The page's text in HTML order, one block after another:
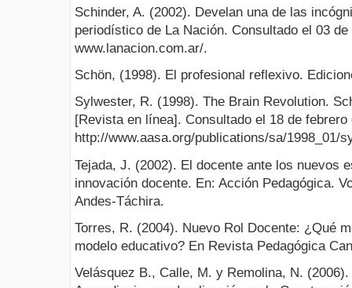
Schinder, A. (2002). Develan una de las
periodístico de La Nación. Consultado el 03
www.lanacion.com.ar/.
Schön, (1998). El profesional reflexivo.
Sylwester, R. (1998). The Brain Revolution.
[Revista en línea]. Consultado el 18 de febrero
http://www.aasa.org/publications/sa/1998_01/
Tejada, J. (2002). El docente ante los nuevos
innovación docente. En: Acción Pedagógica.
Andes-Táchira.
Torres, R. (2004). Nuevo Rol Docente: ¿Qué
modelo educativo? En Revista Pedagógica
Velásquez B., Calle, M. y Remolina, N.